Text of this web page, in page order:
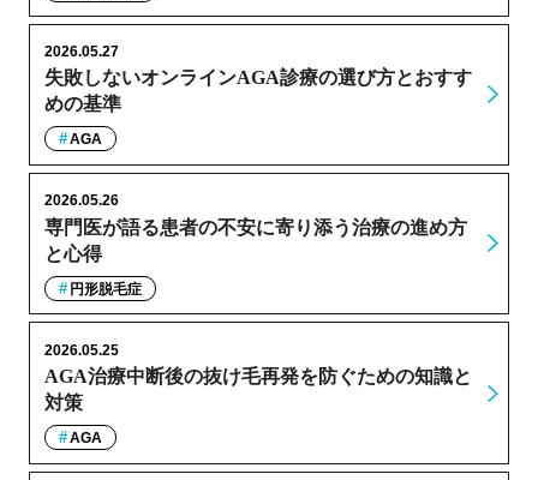
失敗しないオンラインAGA診療の選び方とおすす
めの基準
2026.05.27
AGA
専門医が語る患者の不安に寄り添う治療の進め方
と心得
2026.05.26
円形脱毛症
AGA治療中断後の抜け毛再発を防ぐための知識と
対策
2026.05.25
AGA